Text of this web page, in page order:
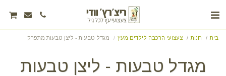
בית חנות צעצועי הרכבה לילדים מעץ מגדל טבעות - ליצן טבעות מתפרק
מגדל טבעות - ליצן טבעות